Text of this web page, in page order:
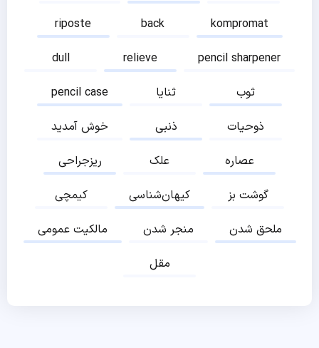
riposte
back
kompromat
dull
relieve
pencil sharpener
pencil case
ثنایا
ثوب
خوش آمدید
ذنبی
ذوحیات
ریزجراحی
علک
عصاره
کیمچی
کیهان‌شناسی
گوشت بز
مالکیت عمومی
منجر شدن
ملحق شدن
مقل